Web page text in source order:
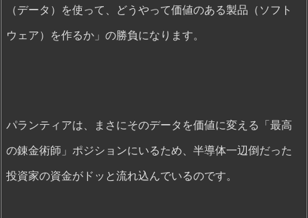
（データ）を使って、どうやって価値のある製品（ソフト
ウェア）を作るか」の勝負になります。
パランティアは、まさにそのデータを価値に変える「最高
の錬金術師」ポジションにいるため、半導体一辺倒だった
投資家の資金がドッと流れ込んでいるのです。